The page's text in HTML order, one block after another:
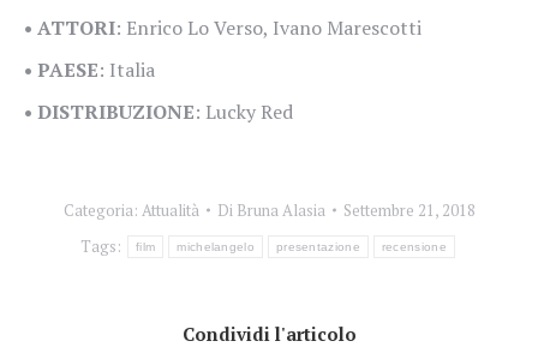
• ATTORI: Enrico Lo Verso, Ivano Marescotti
• PAESE: Italia
• DISTRIBUZIONE: Lucky Red
Categoria: Attualità Di Bruna Alasia
Settembre 21, 2018
Tags:
film michelangelo presentazione recensione
Condividi l'articolo